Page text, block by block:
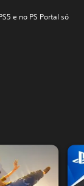
e no PS Portal só